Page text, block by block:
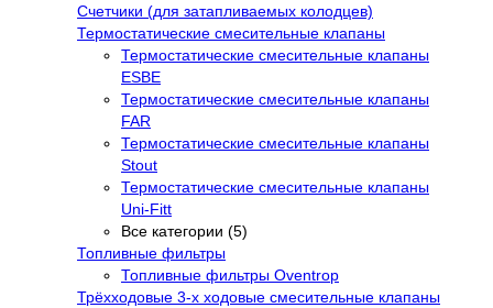
Счетчики (для затапливаемых колодцев)
Термостатические смесительные клапаны
Термостатические смесительные клапаны
ESBE
Термостатические смесительные клапаны
FAR
Термостатические смесительные клапаны
Stout
Термостатические смесительные клапаны
Uni-Fitt
Все категории (5)
Топливные фильтры
Топливные фильтры Oventrop
Трёхходовые 3-х ходовые смесительные клапаны